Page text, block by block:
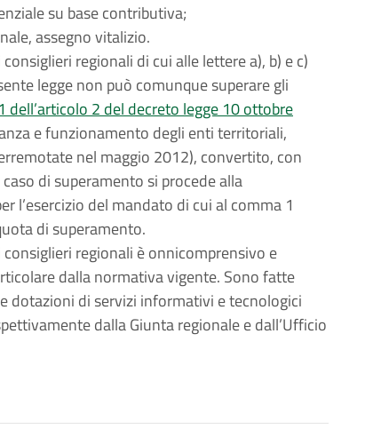
su base contributiva;
assegno vitalizio.
regionali di cui alle lettere a), b) e c)
legge non può comunque superare gli
dell’articolo 2 del decreto legge 10 ottobre
e funzionamento degli enti territoriali,
nel maggio 2012), convertito, con
caso di superamento si procede alla
l’esercizio del mandato di cui al comma 1
di superamento.
regionali è onnicomprensivo e
dalla normativa vigente. Sono fatte
dotazioni di servizi informativi e tecnologici
dalla Giunta regionale e dall’Ufficio